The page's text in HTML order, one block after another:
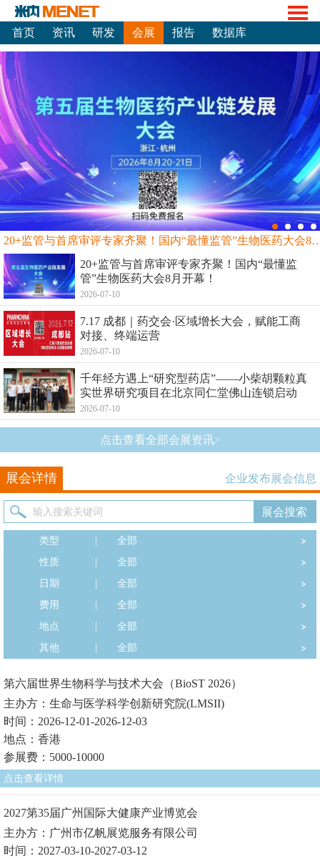
首页 资讯 研发 会展 报告 数据库
20+监管与首席审评专家齐聚！国内“最
20+监管与首席审评专家齐聚！国内“最懂监
管”生物医药大会8月开幕！
2026-07-10
7.17 成都｜药交会·区域增长大会，赋能工商
对接、终端运营
2026-07-10
千年经方遇上“研究型药店”——小柴胡颗粒真
实世界研究项目在北京同仁堂佛山连锁启动
2026-07-10
点击查看全部会展资讯>
展会详情 企业发布展会信息
类型
全部
性质
全部
日期
全部
费用
全部
地点
全部
其他
全部
第六届世界生物科学与技术大会（BioST 2026）
主办方：生命与医学科学创新研究院(LMSII)
时间：2026-12-01-2026-12-03
地点：香港
参展费：5000-10000
点击查看详情
2027第35届广州国际大健康产业博览会
主办方：广州市亿帆展览服务有限公司
时间：2027-03-10-2027-03-12